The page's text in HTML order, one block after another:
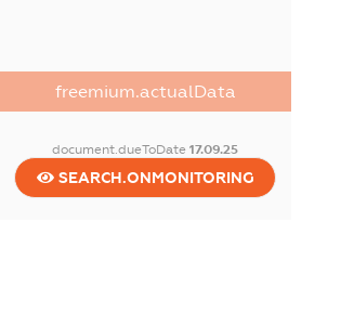
freemium.actualData
document.dueToDate17.09.25
SEARCH.ONMONITORING